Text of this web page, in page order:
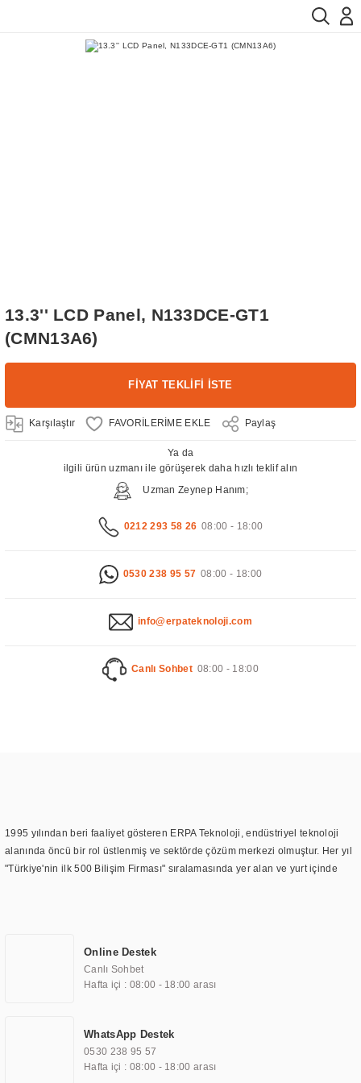
13.3'' LCD Panel, N133DCE-GT1
(CMN13A6)
FİYAT TEKLİFİ İSTE
Karşılaştır Paylaş
Ya da
ilgili ürün uzmanı ile görüşerek daha hızlı teklif alın
Uzman Zeynep Hanım;
0212 293 58 26 08:00 - 18:00
0530 238 95 57 08:00 - 18:00
info@erpateknoloji.com
Canlı Sohbet 08:00 - 18:00
1995 yılından beri faaliyet gösteren ERPA Teknoloji, endüstriyel teknoloji
alanında öncü bir rol üstlenmiş ve sektörde çözüm merkezi olmuştur. Her yıl
"Türkiye'nin ilk 500 Bilişim Firması" sıralamasında yer alan ve yurt içinde
TOCHI markası altında kendi ürettiği ürünlerde kullanmıştır. Günümüzde
TOCHI; videowall, digital signage, kiosk, totem, akıllı durak ekranı, araç içi
ekran, asansör ekranı, digital menüboard, marin ekran, medikal ekran,
ekranları, endüstriyel ekranlar, kapı önü bilgi ekranları, panel PC,
endüstriyel Panel PC, mini PC, endüstriyel mini PC ve akıllı bina sistemleri
gibi çözümleri 4.5" ile 110” boyutları arasında üretebilirken, ayrıca standart
Online Destek
Canlı Sohbet
Hafta içi : 08:00 - 18:00 arası
WhatsApp Destek
0530 238 95 57
Hafta içi : 08:00 - 18:00 arası